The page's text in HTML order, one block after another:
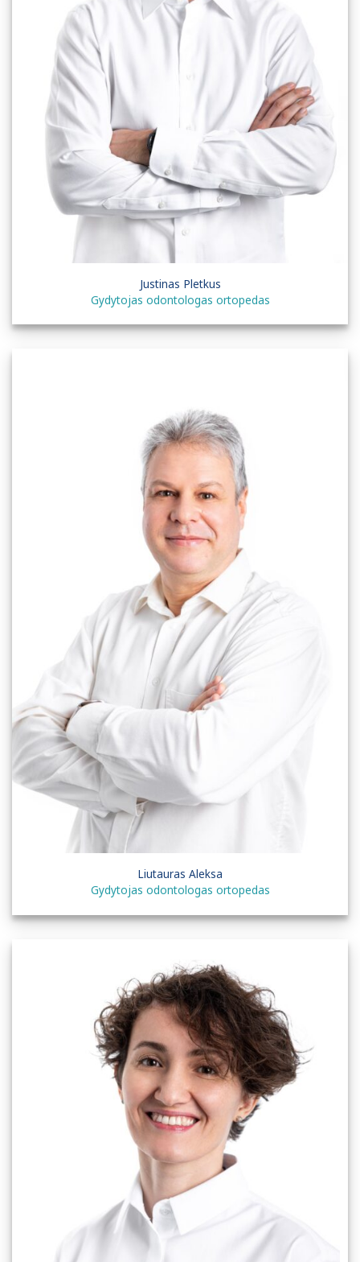
Justinas Pletkus
Gydytojas odontologas ortopedas
Liutauras Aleksa
Gydytojas odontologas ortopedas